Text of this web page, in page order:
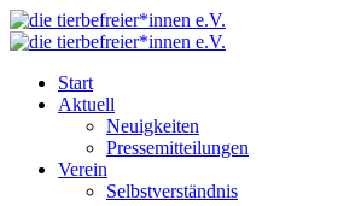
Start
Aktuell
Neuigkeiten
Pressemitteilungen
Verein
Selbstverständnis